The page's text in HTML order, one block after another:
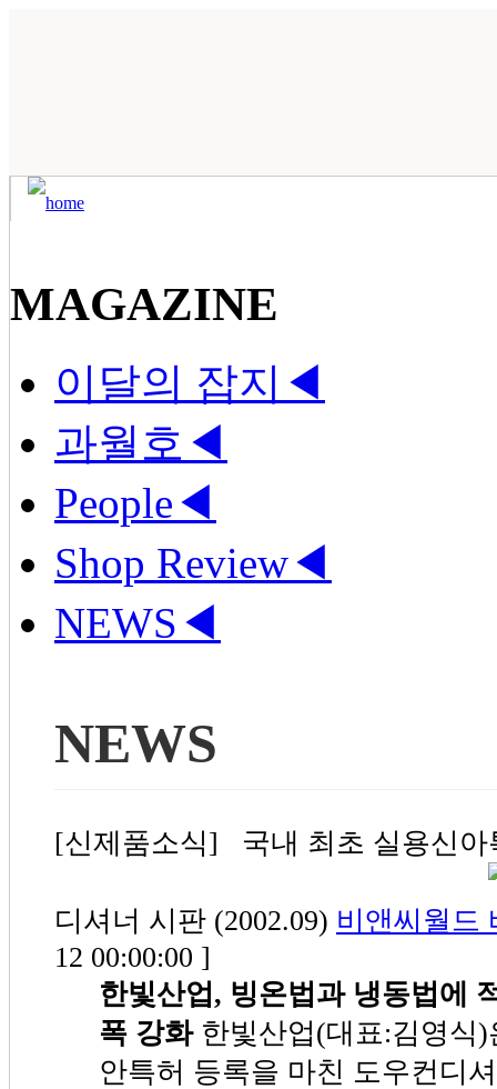
MAGAZINE
이달의 잡지 ◀
과월호 ◀
People◀
Shop Review◀
NEWS ◀
NEWS
[신제품소식] 국내 최초 실용신아
디셔너 시판 (2002.09) 비앤씨월드
12 00:00:00 ]
한빛산업, 빙온법과 냉동법에
폭 강화한빛산업(대표:김영식)
안특허 등록을 마친 도우컨디